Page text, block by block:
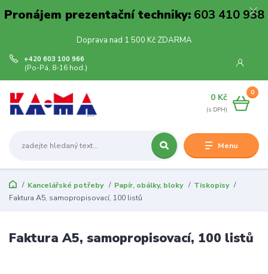
Pronájem prezentační techniky:603 410 938
Doprava nad 1 500 Kč ZDARMA
Menu
+420 603 100 966
(Po-Pá, 8-16 hod.)
0
0 Kč
Kancelářské potřeby Papír, obálky, bloky
Tiskopisy
Faktura A5, samopropisovací, 100 listů
Faktura A5, samopropisovací, 100 listů